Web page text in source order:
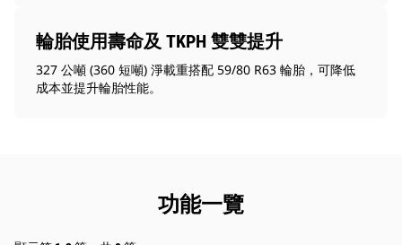
輪胎使用壽命及 TKPH 雙雙提升
327 公噸 (360 短噸) 淨載重搭配 59/80 R63 輪胎，可降低
成本並提升輪胎性能。
功能一覽